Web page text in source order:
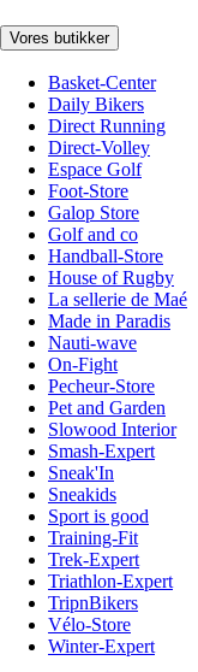
Vores butikker
Basket-Center
Daily Bikers
Direct Running
Direct-Volley
Espace Golf
Foot-Store
Galop Store
Golf and co
Handball-Store
House of Rugby
La sellerie de Maé
Made in Paradis
Nauti-wave
On-Fight
Pecheur-Store
Pet and Garden
Slowood Interior
Smash-Expert
Sneak'In
Sneakids
Sport is good
Training-Fit
Trek-Expert
Triathlon-Expert
TripnBikers
Vélo-Store
Winter-Expert